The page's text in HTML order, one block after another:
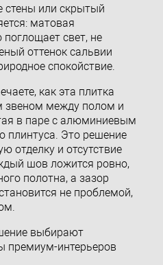
стены или скрытый
матовая
поглощает свет, не
оттенок сальвии
спокойствие.
как эта плитка
звеном между полом и
в паре с алюминиевым
плинтуса. Это решение
отделку и отсутствие
шов ложится ровно,
полотна, а зазор
не проблемой,
выбирают
премиум-интерьеров